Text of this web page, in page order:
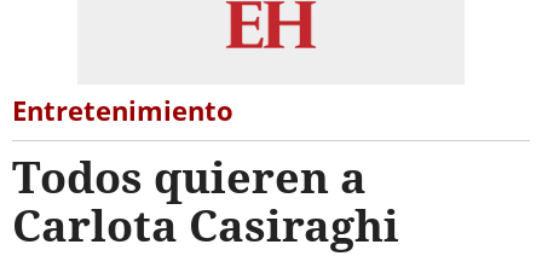
Entretenimiento
Todos quieren a
Carlota Casiraghi